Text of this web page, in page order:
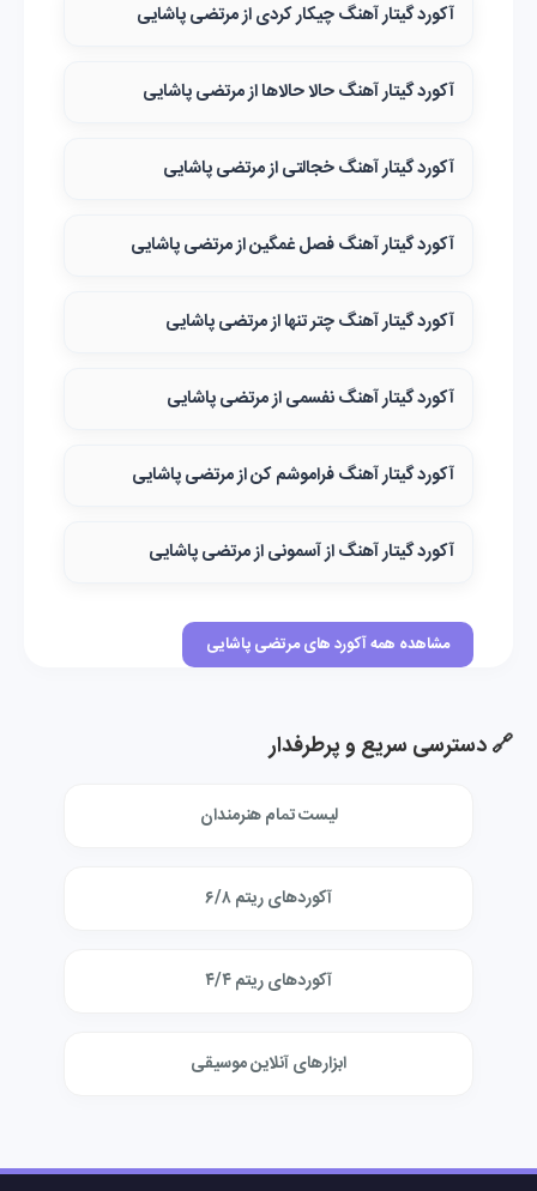
آکورد گیتار آهنگ چیکار کردی از مرتضی پاشایی
آکورد گیتار آهنگ حالا حالاها از مرتضی پاشایی
آکورد گیتار آهنگ خجالتی از مرتضی پاشایی
آکورد گیتار آهنگ فصل غمگین از مرتضی پاشایی
آکورد گیتار آهنگ چتر تنها از مرتضی پاشایی
آکورد گیتار آهنگ نفسمی از مرتضی پاشایی
آکورد گیتار آهنگ فراموشم کن از مرتضی پاشایی
آکورد گیتار آهنگ از آسمونی از مرتضی پاشایی
مشاهده همه آکورد های مرتضی پاشایی
🔗 دسترسی سریع و پرطرفدار
لیست تمام هنرمندان
آکوردهای ریتم ۶/۸
آکوردهای ریتم ۴/۴
ابزارهای آنلاین موسیقی